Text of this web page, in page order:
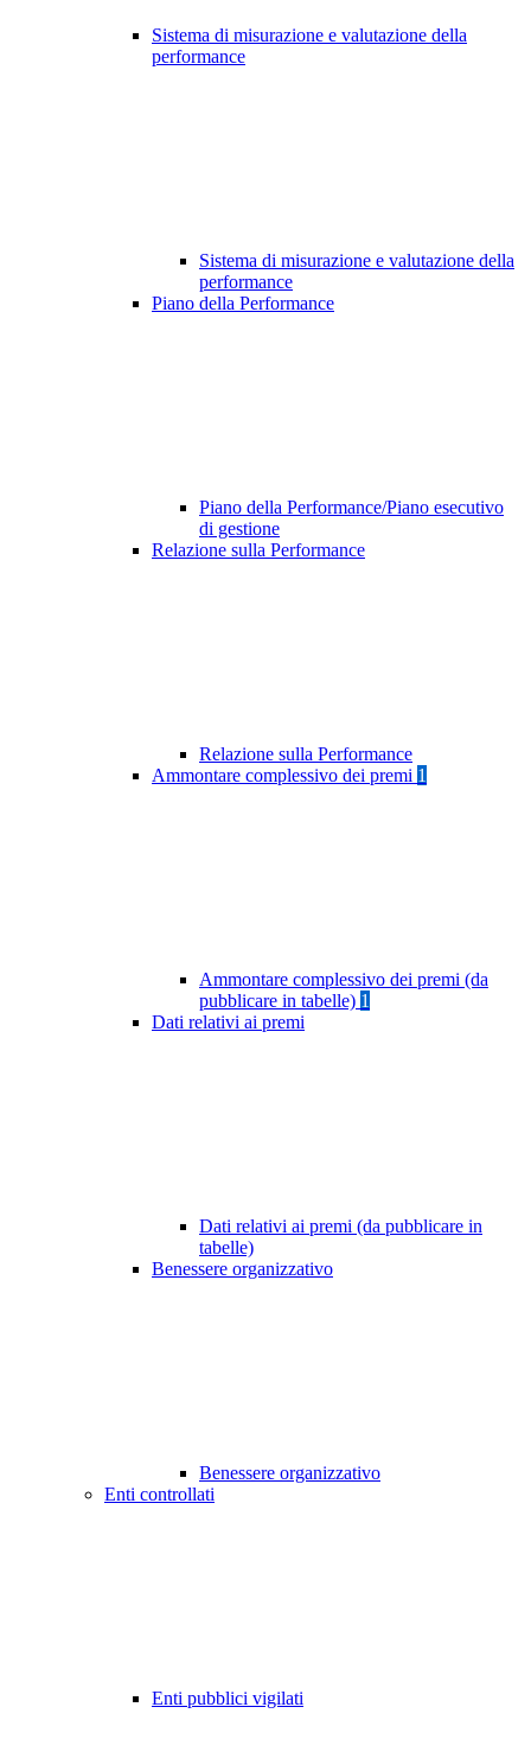
Sistema di misurazione e valutazione della
performance
Sistema di misurazione e valutazione della
performance
Piano della Performance
Piano della Performance/Piano esecutivo
di gestione
Relazione sulla Performance
Relazione sulla Performance
Ammontare complessivo dei premi 1
Ammontare complessivo dei premi (da
pubblicare in tabelle) 1
Dati relativi ai premi
Dati relativi ai premi (da pubblicare in
tabelle)
Benessere organizzativo
Benessere organizzativo
Enti controllati
Enti pubblici vigilati